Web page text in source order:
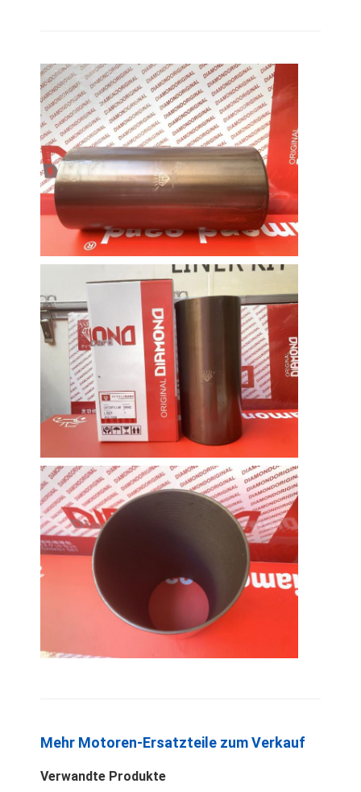
Heim
Produkte
VR-Show
Werksbesichtigung
Qualitätskontrolle
Kontaktieren Sie uns
Neuigkeiten
Plaudern Sie Jetzt
Mehr Motoren-Ersatzteile zum Verkauf
Verwandte Produkte